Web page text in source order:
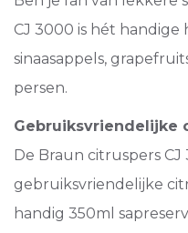
CJ 3000 is hét handige
sinaasappels,
persen.
Gebruiksvriendelijke
De Braun citruspers CJ
gebruiksvriendelijke
handig 350ml